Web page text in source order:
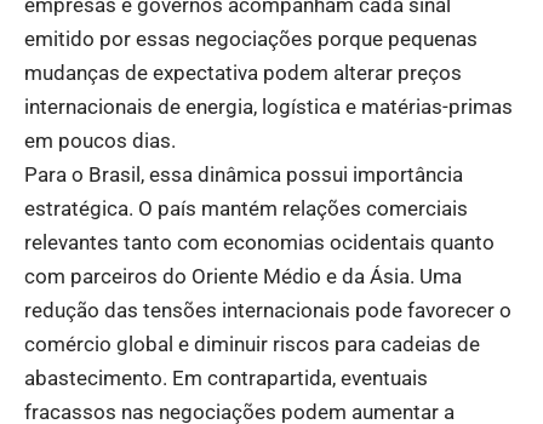
emitido por essas negociações porque pequenas
mudanças de expectativa podem alterar preços
internacionais de energia, logística e matérias-primas
em poucos dias.
Para o Brasil, essa dinâmica possui importância
estratégica. O país mantém relações comerciais
relevantes tanto com economias ocidentais quanto
com parceiros do Oriente Médio e da Ásia. Uma
redução das tensões internacionais pode favorecer o
comércio global e diminuir riscos para cadeias de
abastecimento. Em contrapartida, eventuais
fracassos nas negociações podem aumentar a